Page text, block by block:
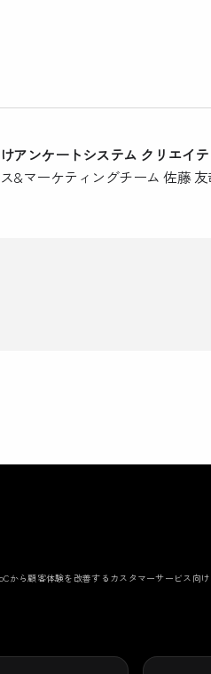
アンケートシステム クリエイ
&マーケティングチーム 佐藤
から顧客体験を改善するカスタマーサービス向